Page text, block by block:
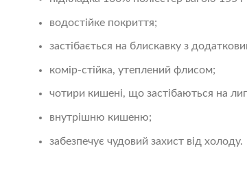
водостійке покриття;
застібається на блискавку з
комір-стійка, утеплений флисом;
чотири кишені, що застібаються на
внутрішню кишеню;
забезпечує чудовий захист від холоду.